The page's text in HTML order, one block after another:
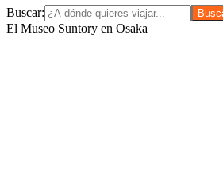
Buscar:
El Museo Suntory en Osaka